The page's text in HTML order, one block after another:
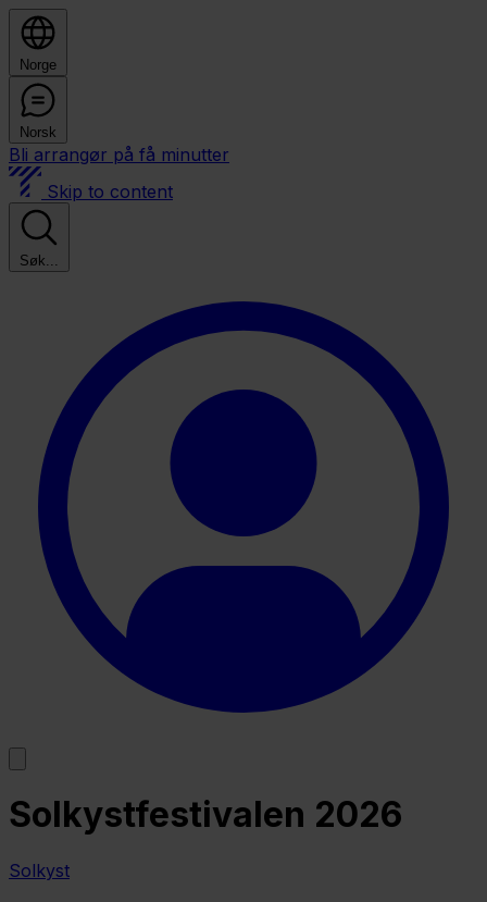
Norge
Norsk
Bli arrangør på få minutter
Skip to content
Søk...
Solkystfestivalen 2026
Solkyst